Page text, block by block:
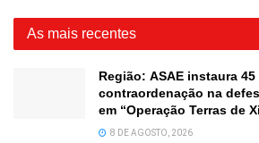
As mais recentes
Região: ASAE instaura
contraordenação na
em “Operação Terras de
8 DE AGOSTO, 2026